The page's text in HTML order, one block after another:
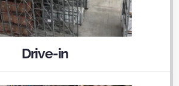
Drive-in